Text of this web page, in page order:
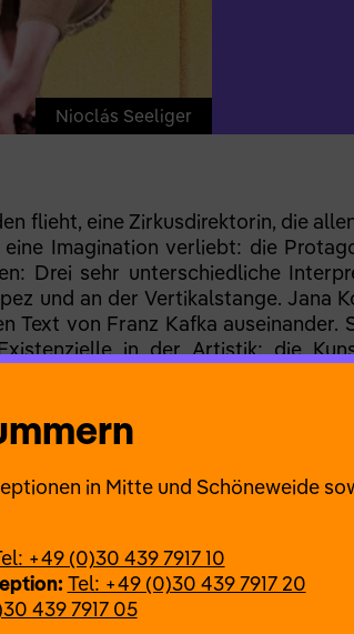
Nioclás Seeliger
flieht, eine Zirkusdirektorin, die
Imagination verliebt: die
Drei sehr unterschiedliche
und an der Vertikalstange. Jana
Text von Franz Kafka auseinander.
in der Artistik: die
in Mitte und Schöneweide
+49 (0)30 439 7917 10
Tel: +49 (0)30 439 7917 20
439 7917 05